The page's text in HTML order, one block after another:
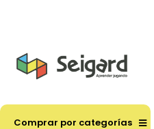
Comprar por categorías